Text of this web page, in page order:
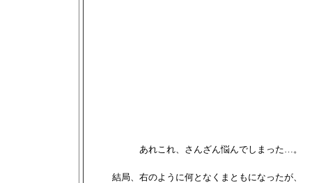
あれこれ、さんざん悩んでしまった…。
結局、右のように何となくまともになったが、